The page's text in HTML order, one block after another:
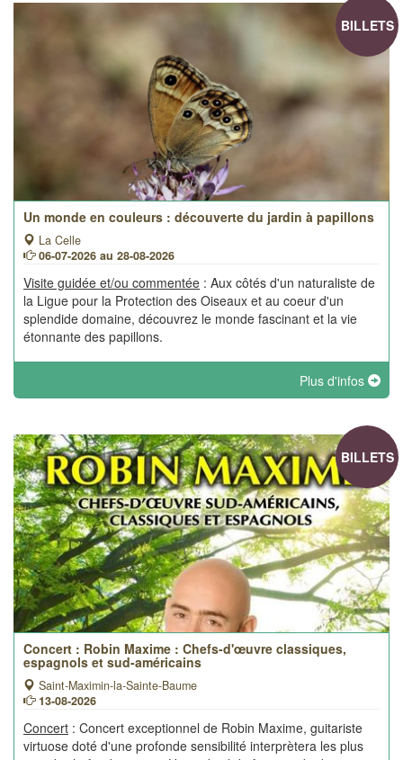
BILLETS
Un monde en couleurs : découverte du jardin à papillons
La Celle
06-07-2026 au 28-08-2026
Visite guidée et/ou commentée : Aux côtés d'un naturaliste de
la Ligue pour la Protection des Oiseaux et au coeur d'un
splendide domaine, découvrez le monde fascinant et la vie
étonnante des papillons.
Plus d'infos
BILLETS
Concert : Robin Maxime : Chefs-d'œuvre classiques,
espagnols et sud-américains
Saint-Maximin-la-Sainte-Baume
13-08-2026
Concert : Concert exceptionnel de Robin Maxime, guitariste
virtuose doté d'une profonde sensibilité interprètera les plus